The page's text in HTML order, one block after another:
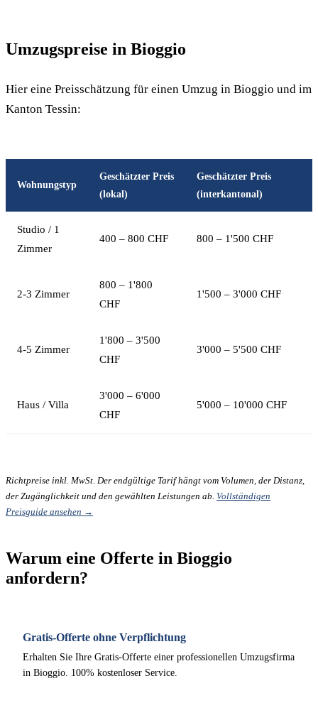
Umzugspreise in Bioggio
Hier eine Preisschätzung für einen Umzug in Bioggio und im
Kanton Tessin:
Wohnungstyp
Geschätzter Preis
(lokal)
Geschätzter Preis
(interkantonal)
Studio / 1
Zimmer
400 – 800 CHF 800 – 1'500 CHF
2-3 Zimmer
800 – 1'800
CHF
1'500 – 3'000 CHF
4-5 Zimmer
1'800 – 3'500
CHF
3'000 – 5'500 CHF
Haus / Villa
3'000 – 6'000
CHF
5'000 – 10'000 CHF
Richtpreise inkl. MwSt. Der endgültige Tarif hängt vom Volumen, der Distanz,
der Zugänglichkeit und den gewählten Leistungen ab. Vollständigen
Preisguide ansehen →
Warum eine Offerte in Bioggio
anfordern?
Gratis-Offerte ohne Verpflichtung
Erhalten Sie Ihre Gratis-Offerte einer professionellen Umzugsfirma
in Bioggio. 100% kostenloser Service.